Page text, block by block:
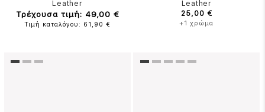
Leather
Τρέχουσα τιμή: 49,00 €
Τιμή καταλόγου: 61,90 €
Leather
25,00 €
+1 χρώμα